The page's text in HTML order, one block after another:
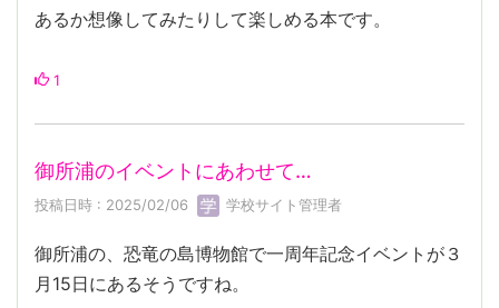
あるか想像してみたりして楽しめる本です。
1
御所浦のイベントにあわせて…
投稿日時 : 2025/02/06 学校サイト管理者
御所浦の、恐竜の島博物館で一周年記念イベントが３
月15日にあるそうですね。